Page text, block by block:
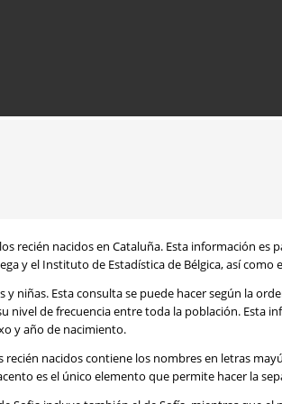
recién nacidos en Cataluña. Esta información
y el Instituto de Estadística de Bélgica, así como
niñas. Esta consulta se puede hacer según la
nivel de frecuencia entre toda la población. Esta
y año de nacimiento.
nacidos contiene los nombres en letras
es el único elemento que permite hacer la